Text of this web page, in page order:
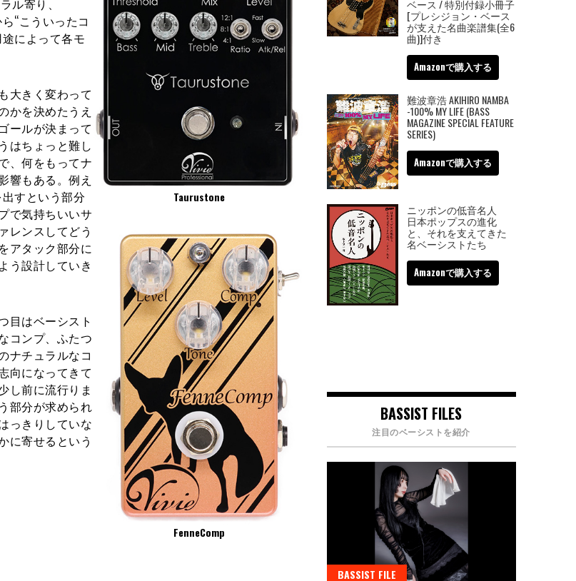
ル寄り、
“こういったコ
によって各モ
大きく変わって
かを決めたうえ
ールが決まって
はちょっと難し
、何をもってナ
響もある。例え
すという部分
で気持ちいいサ
レンスしてどう
アタック部分に
う設計していき
目はベーシスト
コンプ、ふたつ
ナチュラルなコ
向になってきて
し前に流行りま
部分が求められ
っきりしていな
に寄せるという
Taurustone
FenneComp
ベース / 特別付録小冊子
[プレシジョン・ベース
が支えた名曲楽譜集(全6
曲)]付き
Amazonで購入する
難波章浩 AKIHIRO NAMBA
-100% MY LIFE (BASS
MAGAZINE SPECIAL FEATURE
SERIES)
Amazonで購入する
ニッポンの低音名人
日本ポップスの進化
と、それを支えてきた
名ベーシストたち
Amazonで購入する
BASSIST FILES
注目のベーシストを紹介
BASSIST FILE